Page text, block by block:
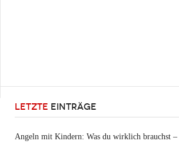
LETZTE EINTRÄGE
Angeln mit Kindern: Was du wirklich brauchst